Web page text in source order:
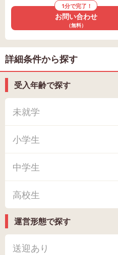
1分で完了！
お問い合わせ
（無料）
詳細条件から探す
受入年齢で探す
未就学
小学生
中学生
高校生
運営形態で探す
送迎あり